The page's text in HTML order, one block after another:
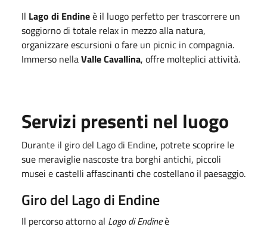
Il Lago di Endineè il luogo perfetto per trascorrere un
soggiorno di totale relax in mezzo alla natura,
organizzare escursioni o fare un picnic in compagnia.
Immerso nellaValle Cavallina, offre molteplici attività.
Servizi presenti nel luogo
Durante il giro del Lago di Endine, potrete scoprire le
sue meraviglie nascoste tra borghi antichi, piccoli
musei e castelli affascinanti che costellano il paesaggio.
Giro del Lago di Endine
Il percorso attorno al Lago di Endineè